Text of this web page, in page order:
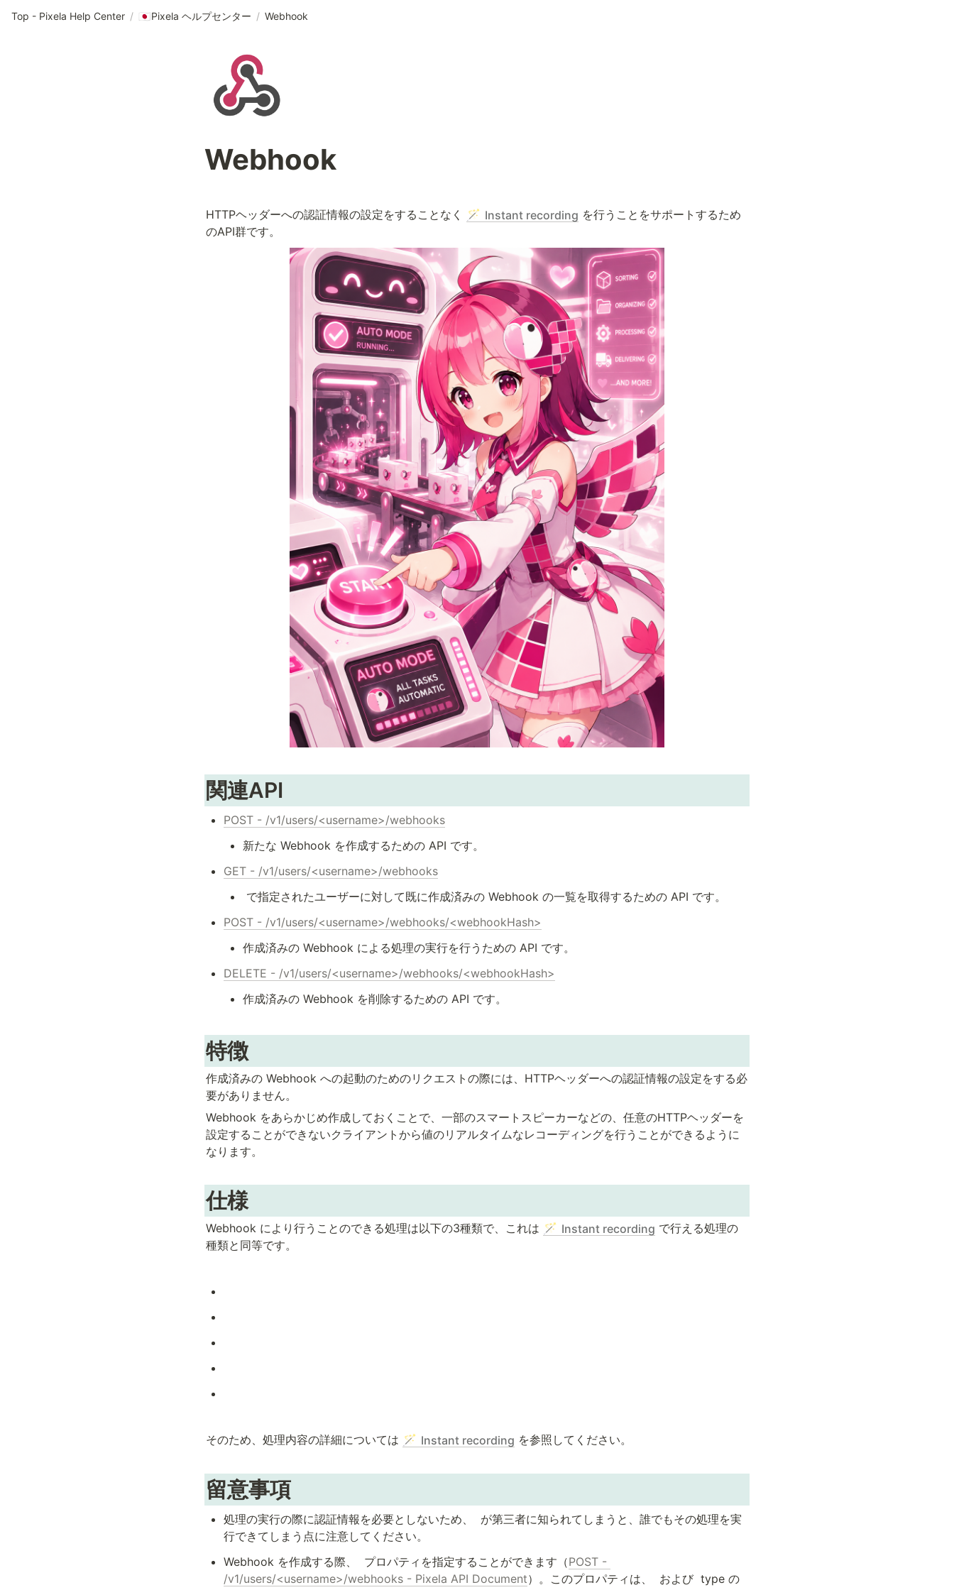
Top - Pixela Help Center / 🇯🇵Pixela ヘルプセンター / Webhook
Webhook
HTTPヘッダーへの認証情報の設定をすることなく 🪄 Instant recording を行うことをサポートするため
のAPI群です。
関連API
POST - /v1/users/<username>/webhooks
新たな Webhook を作成するための API です。
GET - /v1/users/<username>/webhooks
で指定されたユーザーに対して既に作成済みの Webhook の一覧を取得するための API です。
POST - /v1/users/<username>/webhooks/<webhookHash>
作成済みの Webhook による処理の実行を行うための API です。
DELETE - /v1/users/<username>/webhooks/<webhookHash>
作成済みの Webhook を削除するための API です。
特徴
作成済みの Webhook への起動のためのリクエストの際には、HTTPヘッダーへの認証情報の設定をする必
要がありません。
Webhook をあらかじめ作成しておくことで、一部のスマートスピーカーなどの、任意のHTTPヘッダーを
設定することができないクライアントから値のリアルタイムなレコーディングを行うことができるように
なります。
仕様
Webhook により行うことのできる処理は以下の3種類で、これは 🪄 Instant recording で行える処理の
種類と同等です。
そのため、処理内容の詳細については 🪄 Instant recording を参照してください。
留意事項
処理の実行の際に認証情報を必要としないため、
が第三者に知られてしまうと、誰でもその処理を実
行できてしまう点に注意してください。
Webhook を作成する際、
プロパティを指定することができます（POST -
/v1/users/<username>/webhooks - Pixela API Document）。このプロパティは、 および type の